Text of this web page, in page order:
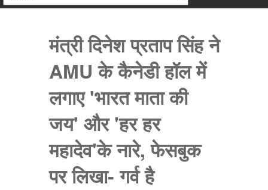
मंत्री दिनेश प्रताप सिंह ने
AMU के कैनेडी हॉल में
लगाए 'भारत माता की
जय' और 'हर हर
महादेव'के नारे, फेसबुक
पर लिखा- गर्व है